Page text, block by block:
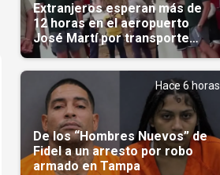
Extranjeros esperan más de
12 horas en el aeropuerto
José Martí por transporte
reservado semanas
antes(Video)
Hace 6 horas
De los “Hombres Nuevos” de
Fidel a un arresto por robo
armado en Tampa